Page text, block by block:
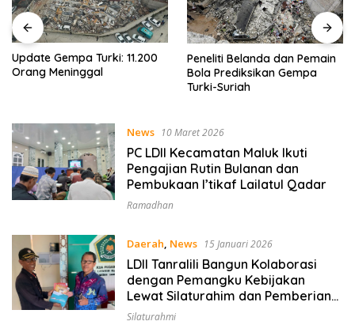
Update Gempa Turki: 11.200
Orang Meninggal
Peneliti Belanda dan Pemain
Bola Prediksikan Gempa
Turki-Suriah
News 10 Maret 2026
PC LDII Kecamatan Maluk Ikuti
Pengajian Rutin Bulanan dan
Pembukaan I’tikaf Lailatul Qadar
Ramadhan
Daerah, News 15 Januari 2026
LDII Tanralili Bangun Kolaborasi
dengan Pemangku Kebijakan
Lewat Silaturahim dan Pemberian
Majalah Nuansa Persada
Silaturahmi